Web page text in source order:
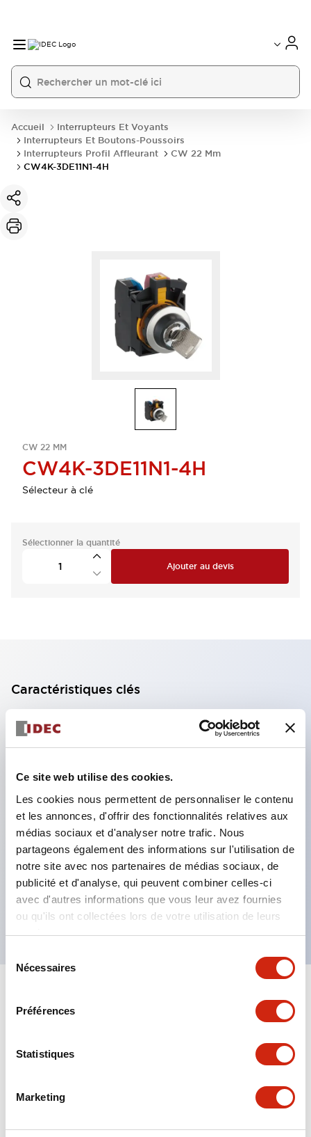
Ce site web utilise des cookies.
Les cookies nous permettent de personnaliser le contenu
et les annonces, d'offrir des fonctionnalités relatives aux
médias sociaux et d'analyser notre trafic. Nous
partageons également des informations sur l'utilisation de
notre site avec nos partenaires de médias sociaux, de
publicité et d'analyse, qui peuvent combiner celles-ci
avec d'autres informations que vous leur avez fournies
ou qu'ils ont collectées lors de votre utilisation de leurs
services.
Nécessaires
Préférences
Statistiques
Marketing
Accueil
Interrupteurs Et Voyants
Interrupteurs Et Boutons-Poussoirs
Interrupteurs Profil Affleurant
CW 22 Mm
CW4K-3DE11N1-4H
CW 22 MM
CW4K-3DE11N1-4H
Sélecteur à clé
Sélectionner la quantité
Ajouter au devis
Caractéristiques clés
Bloc de contact à 2 étages avec 2 contacts,
permettant une configuration à 4 contacts
contact à 11 étages), 59,9 mm (*bloc de contact à
22 étages). Conception peu encombrante
possible.
Structure de sécurité de 3e génération :
déclenchement à 2 actions, garde intégrée,
structure de protection des doigts IP20.
Tout développer+
Functional Specifications